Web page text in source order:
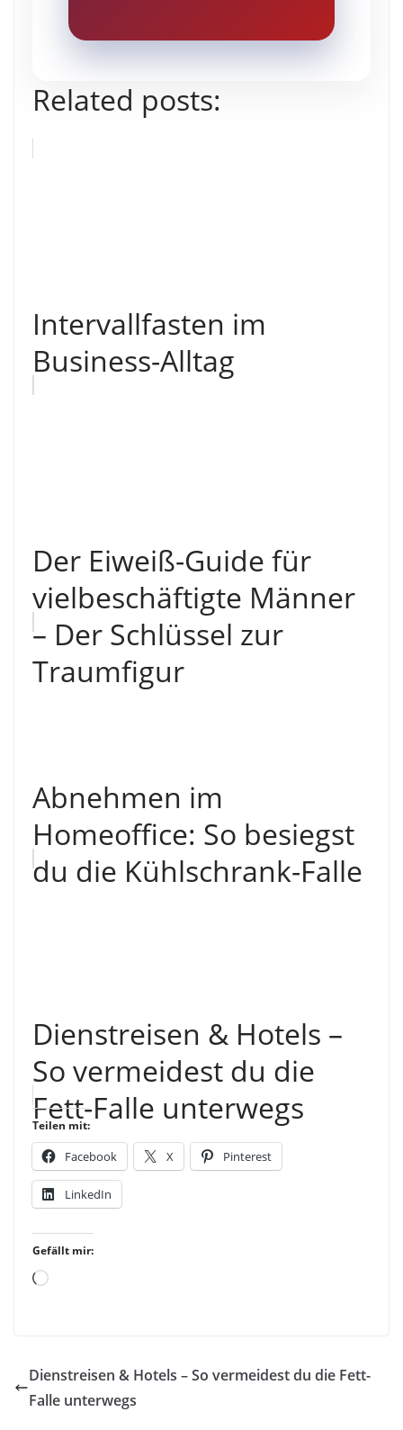
Related posts:
Intervallfasten im
Business-Alltag
Der Eiweiß-Guide für
vielbeschäftigte Männer
– Der Schlüssel zur
Traumfigur
Abnehmen im
Homeoffice: So besiegst
du die Kühlschrank-Falle
Dienstreisen & Hotels –
So vermeidest du die
Fett-Falle unterwegs
Teilen mit:
Facebook X Pinterest
LinkedIn
Gefällt mir:
Wird
Dienstreisen & Hotels – So vermeidest du die Fett-
Falle unterwegs